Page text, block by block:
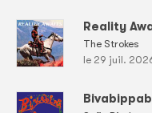
Reality
The Strokes
le 29 juil.